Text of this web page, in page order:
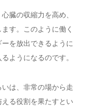
臓の収縮力を高め、
す。このように働く
を放出できるように
ようになるのです。
は、非常の場から走
る役割を果たすとい